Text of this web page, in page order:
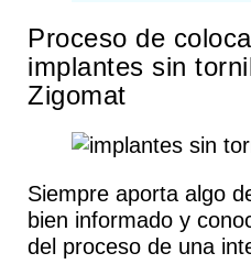
Proceso de
implantes sin
Zigomat
Siempre aporta algo
bien informado y
del proceso de una